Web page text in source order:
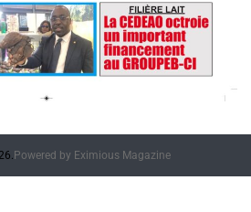
Powered by Eximious Magazine